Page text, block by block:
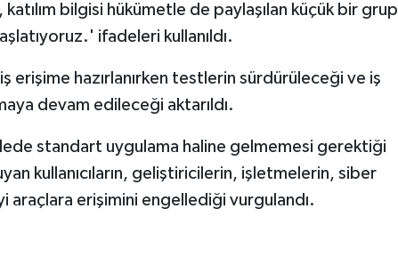
bilgisi hükümetle de paylaşılan küçük bir grup
ifadeleri kullanıldı.
erişime hazırlanırken testlerin sürdürüleceği ve iş
devam edileceği aktarıldı.
standart uygulama haline gelmemesi gerektiği
kullanıcıların, geliştiricilerin, işletmelerin, siber
araçlara erişimini engellediği vurgulandı.